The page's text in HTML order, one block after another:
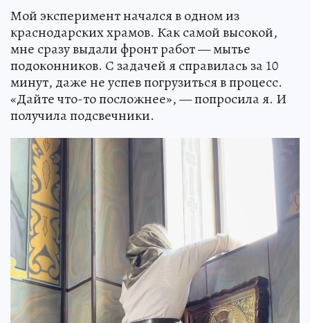
Мой эксперимент начался в одном из
краснодарских храмов. Как самой высокой,
мне сразу выдали фронт работ — мытье
подоконников. С задачей я справилась за 10
минут, даже не успев погрузиться в процесс.
«Дайте что-то посложнее», — попросила я. И
получила подсвечники.